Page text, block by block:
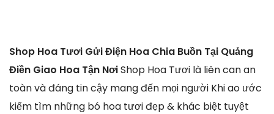
Shop Hoa Tươi Gửi Điện Hoa Chia Buồn Tại Quảng
Điền Giao Hoa Tận NơiShop Hoa Tươi là liên can an
toàn và đáng tin cậy mang đến mọi người Khi ao ước
kiếm tìm những bó hoa tươi đẹp & khác biệt tuyệt